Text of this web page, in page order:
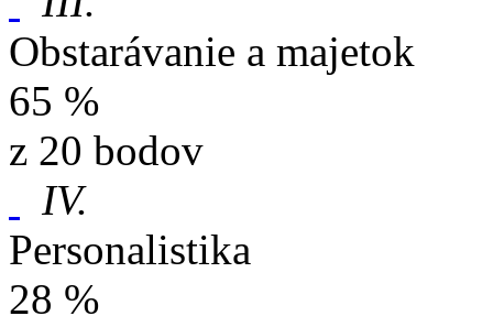
Obstarávanie a majetok
65 %
z 20 bodov
IV.
Personalistika
28 %